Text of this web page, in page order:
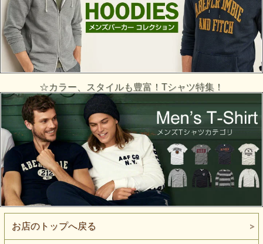
☆カラー、スタイルも豊富！Tシャツ特集！
お店のトップへ戻る